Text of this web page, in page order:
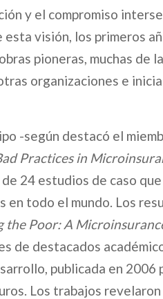
y el compromiso
visión, los primeros
pioneras, muchas de
organizaciones e
-según destacó el
Practices in
24 estudios de caso
en todo el mundo. Los
the Poor: A
de destacados
publicada en 2006
Los trabajos revelaron